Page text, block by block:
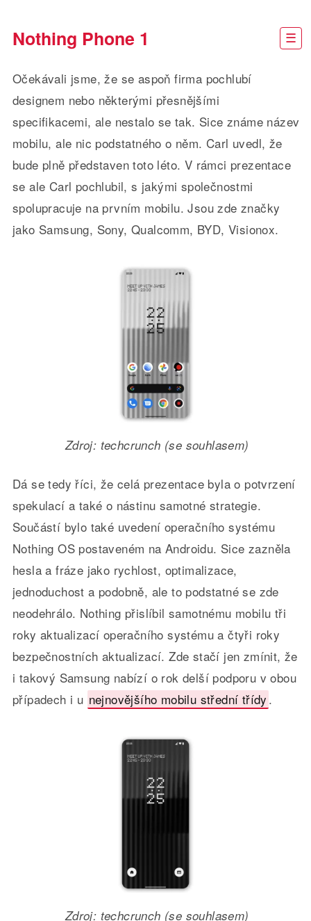
Nothing Phone 1
Očekávali jsme, že se aspoň firma pochlubí
designem nebo některými přesnějšími
specifikacemi, ale nestalo se tak. Sice známe název
mobilu, ale nic podstatného o něm. Carl uvedl, že
bude plně představen toto léto. V rámci prezentace
se ale Carl pochlubil, s jakými společnostmi
spolupracuje na prvním mobilu. Jsou zde značky
jako Samsung, Sony, Qualcomm, BYD, Visionox.
Zdroj: techcrunch (se souhlasem)
Dá se tedy říci, že celá prezentace byla o potvrzení
spekulací a také o nástinu samotné strategie.
Součástí bylo také uvedení operačního systému
Nothing OS postaveném na Androidu. Sice zazněla
hesla a fráze jako rychlost, optimalizace,
jednoduchost a podobně, ale to podstatné se zde
neodehrálo. Nothing přislíbil samotnému mobilu tři
roky aktualizací operačního systému a čtyři roky
bezpečnostních aktualizací. Zde stačí jen zmínit, že
i takový Samsung nabízí o rok delší podporu v obou
případech i u nejnovějšího mobilu střední třídy .
Zdroj: techcrunch (se souhlasem)